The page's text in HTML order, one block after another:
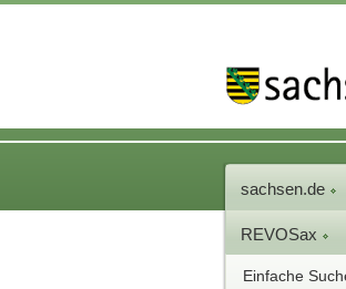
sachsen.de
REVOSax
Einfache